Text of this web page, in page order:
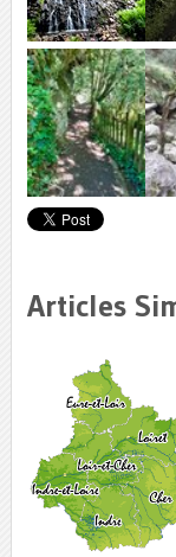
Articles